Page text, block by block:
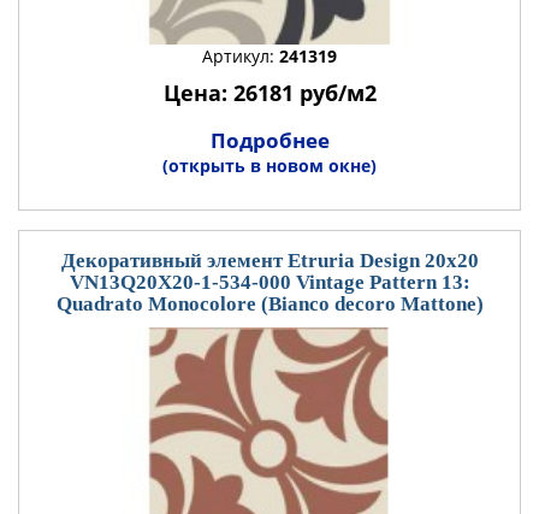
Артикул: 241319
Цена: 26181 руб/м2
Подробнее
(открыть в новом окне)
Декоративный элемент Etruria Design 20x20
VN13Q20X20-1-534-000 Vintage Pattern 13:
Quadrato Monocolore (Bianco decoro Mattone)